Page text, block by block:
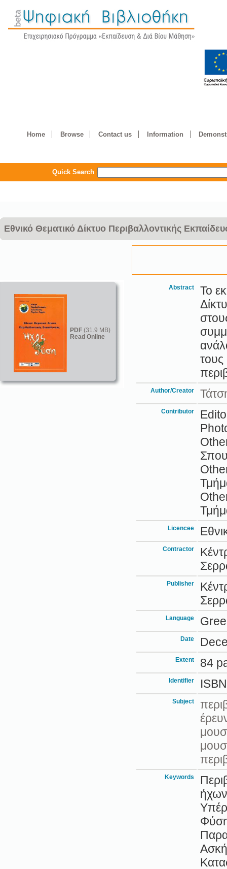
Home Browse Contact us Information
Quick Search
Εθνικό Θεματικό Δίκτυο Περιβαλλοντικής
PDF (31.9 MB)
Read Online
Abstract
Το
τους
Author/Creator
Contributor
Licencee
Contractor
Publisher
Language
Date
Extent 84
Identifier
Subject
Keywords